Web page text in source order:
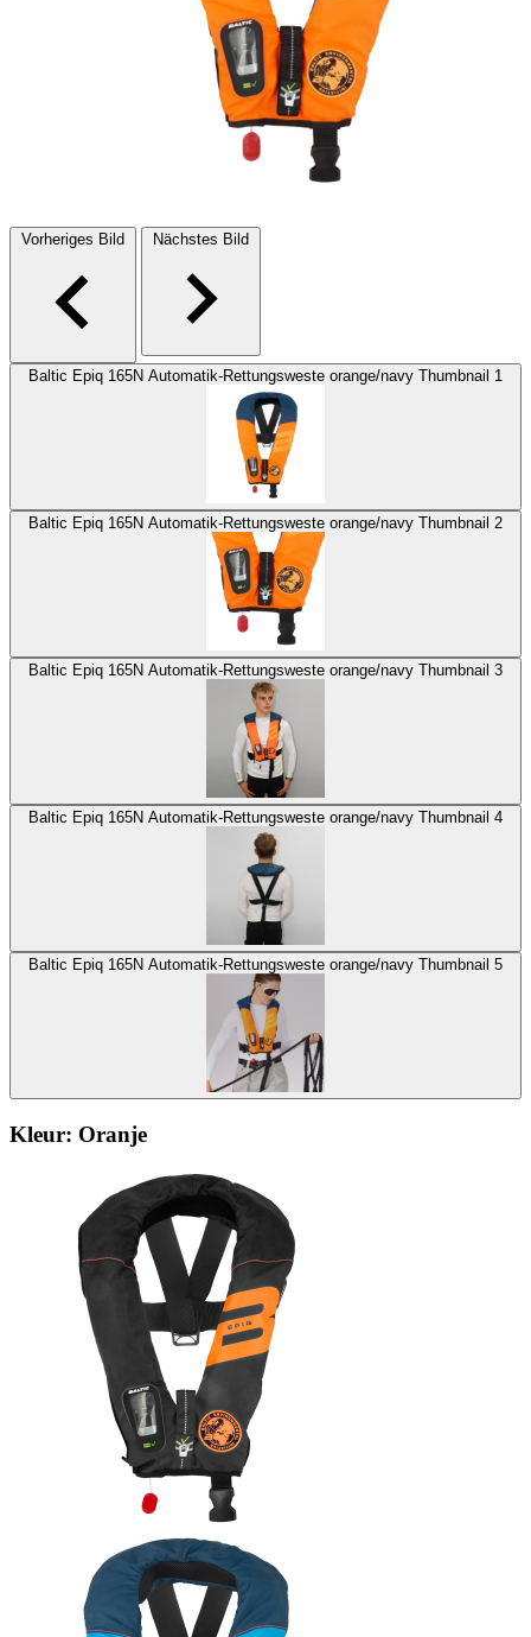
Vorheriges Bild Nächstes Bild
Baltic Epiq 165N Automatik-Rettungsweste orange/navy Thumbnail 1
Baltic Epiq 165N Automatik-Rettungsweste orange/navy Thumbnail 2
Baltic Epiq 165N Automatik-Rettungsweste orange/navy Thumbnail 3
Baltic Epiq 165N Automatik-Rettungsweste orange/navy Thumbnail 4
Baltic Epiq 165N Automatik-Rettungsweste orange/navy Thumbnail 5
Kleur: Oranje